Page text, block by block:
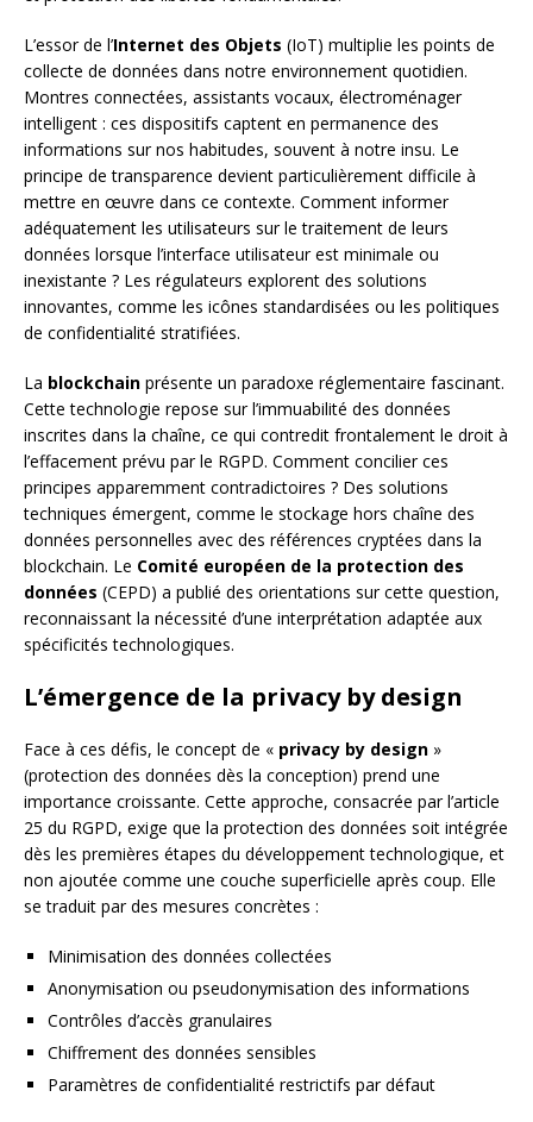
L’essor de l’Internet des Objets (IoT) multiplie les points de
collecte de données dans notre environnement quotidien.
Montres connectées, assistants vocaux, électroménager
intelligent : ces dispositifs captent en permanence des
informations sur nos habitudes, souvent à notre insu. Le
principe de transparence devient particulièrement difficile à
mettre en œuvre dans ce contexte. Comment informer
adéquatement les utilisateurs sur le traitement de leurs
données lorsque l’interface utilisateur est minimale ou
inexistante ? Les régulateurs explorent des solutions
innovantes, comme les icônes standardisées ou les politiques
de confidentialité stratifiées.
La blockchain présente un paradoxe réglementaire fascinant.
Cette technologie repose sur l’immuabilité des données
inscrites dans la chaîne, ce qui contredit frontalement le droit à
l’effacement prévu par le RGPD. Comment concilier ces
principes apparemment contradictoires ? Des solutions
techniques émergent, comme le stockage hors chaîne des
données personnelles avec des références cryptées dans la
blockchain. Le Comité européen de la protection des
données (CEPD) a publié des orientations sur cette question,
reconnaissant la nécessité d’une interprétation adaptée aux
spécificités technologiques.
L’émergence de la privacy by design
Face à ces défis, le concept de « privacy by design »
(protection des données dès la conception) prend une
importance croissante. Cette approche, consacrée par l’article
25 du RGPD, exige que la protection des données soit intégrée
dès les premières étapes du développement technologique, et
non ajoutée comme une couche superficielle après coup. Elle
se traduit par des mesures concrètes :
Minimisation des données collectées
Anonymisation ou pseudonymisation des informations
Contrôles d’accès granulaires
Chiffrement des données sensibles
Paramètres de confidentialité restrictifs par défaut